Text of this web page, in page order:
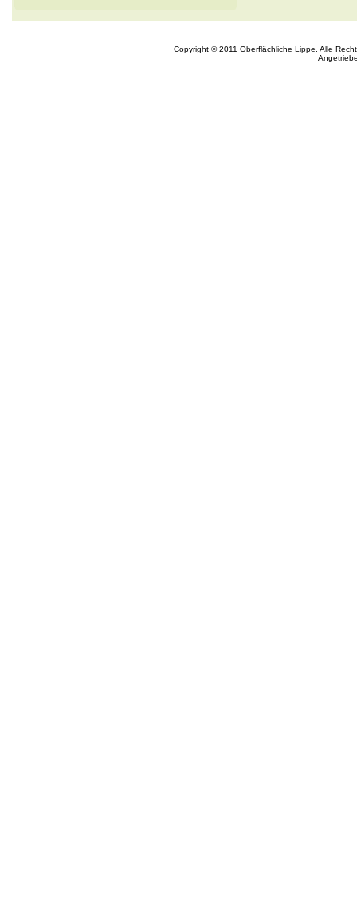
Copyright © 2011 Oberflächliche Lippe. Alle